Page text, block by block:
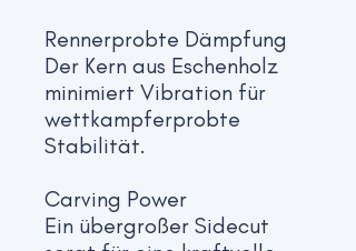
Rennerprobte Dämpfung
Der Kern aus Eschenholz
minimiert Vibration für
wettkampferprobte
Stabilität.
Carving Power
Ein übergroßer Sidecut